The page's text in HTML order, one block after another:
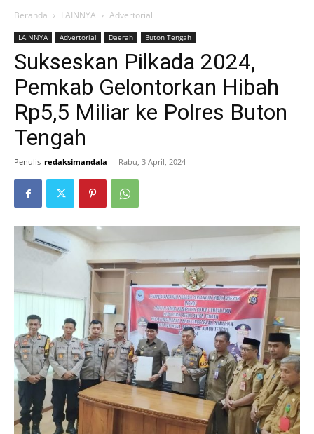
Beranda LAINNYA Advertorial
LAINNYA Advertorial Daerah Buton Tengah
Sukseskan Pilkada 2024,
Pemkab Gelontorkan Hibah
Rp5,5 Miliar ke Polres Buton
Tengah
Penulis redaksimandala - Rabu, 3 April, 2024